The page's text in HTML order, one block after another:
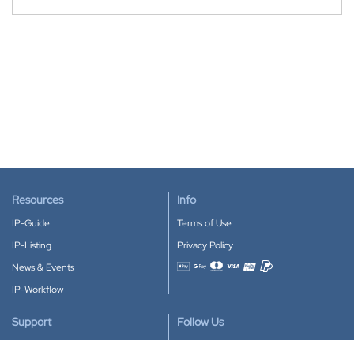
Resources
IP-Guide
IP-Listing
News & Events
IP-Workflow
Info
Terms of Use
Privacy Policy
Accepted payment methods
Support Follow Us